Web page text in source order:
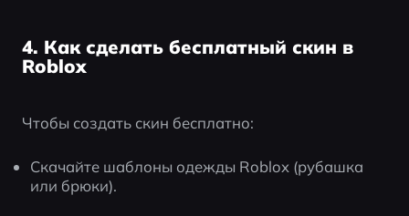
4. Как сделать бесплатный скин в
Roblox
Чтобы создать скин бесплатно:
Скачайте шаблоны одежды Roblox (рубашка
или брюки).